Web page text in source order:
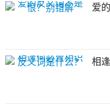
爱
相